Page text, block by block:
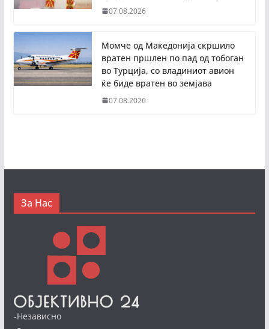
07.08.2026
Момче од Македонија скршило
вратен пршлен по пад од тобоган
во Турција, со владиниот авион
ќе биде вратен во земјава
07.08.2026
За Нас
-Независно